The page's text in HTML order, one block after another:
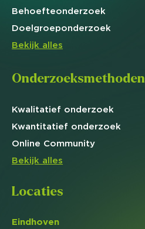
Behoefteonderzoek
Doelgroeponderzoek
Bekijk alles
Onderzoeksmethoden
Kwalitatief onderzoek
Kwantitatief onderzoek
Online Community
Bekijk alles
Locaties
Eindhoven